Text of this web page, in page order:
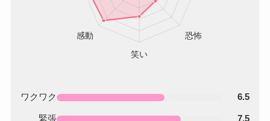
ワクワク 6.5
緊張 7.5